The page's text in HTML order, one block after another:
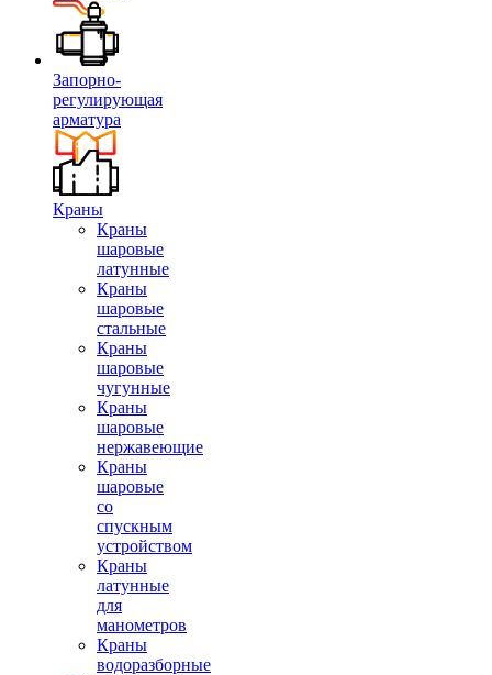
Запорно-
регулирующая
арматура
Краны
Краны
шаровые
латунные
Краны
шаровые
стальные
Краны
шаровые
чугунные
Краны
шаровые
нержавеющие
Краны
шаровые
со
спускным
устройством
Краны
латунные
для
манометров
Краны
водоразборные